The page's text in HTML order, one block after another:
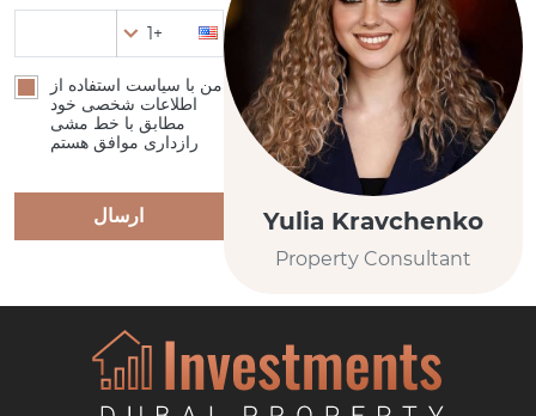
Yulia Kravchenko
Property Consultant
+1
من با سیاست استفاده از
اطلاعات شخصی خود
مطابق با خط مشی
رازداری موافق هستم
ارسال